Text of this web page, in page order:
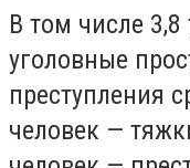
В том числе
уголовные
преступления
человек —